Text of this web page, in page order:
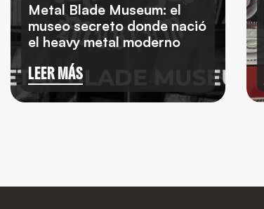
Metal Blade Museum: el
museo secreto donde nació
el heavy metal moderno
LEER MÁS